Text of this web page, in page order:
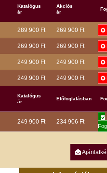
Katalógus
ár
Akciós
ár
289 900 Ft 269 900 Ft
269 900 Ft 269 900 Ft
249 900 Ft 249 900 Ft
249 900 Ft 249 900 Ft
Katalógus
ár
Előfoglalásban
249 900 Ft 234 906 Ft